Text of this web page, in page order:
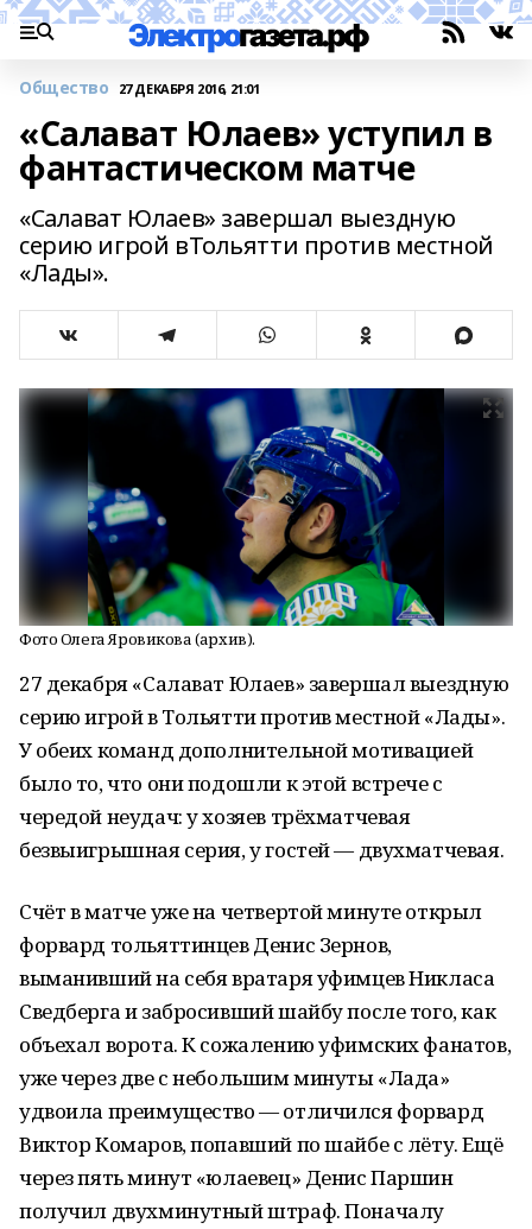
Общество 27 ДЕКАБРЯ 2016, 21:01
«Салават Юлаев» уступил в
фантастическом матче
«Салават Юлаев» завершал выездную
серию игрой вТольятти против местной
«Лады».
Фото Олега Яровикова (архив).
27 декабря «Салават Юлаев» завершал выездную
серию игрой в Тольятти против местной «Лады».
У обеих команд дополнительной мотивацией
было то, что они подошли к этой встрече с
чередой неудач: у хозяев трёхматчевая
безвыигрышная серия, у гостей — двухматчевая.
Счёт в матче уже на четвертой минуте открыл
форвард тольяттинцев Денис Зернов,
выманивший на себя вратаря уфимцев Никласа
Сведберга и забросивший шайбу после того, как
объехал ворота. К сожалению уфимских фанатов,
уже через две с небольшим минуты «Лада»
удвоила преимущество — отличился форвард
Виктор Комаров, попавший по шайбе с лёту. Ещё
через пять минут «юлаевец» Денис Паршин
получил двухминутный штраф. Поначалу